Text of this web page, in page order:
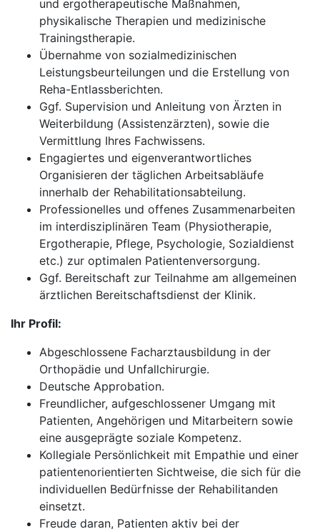
und ergotherapeutische Maßnahmen,
physikalische Therapien und medizinische
Trainingstherapie.
Übernahme von sozialmedizinischen
Leistungsbeurteilungen und die Erstellung von
Reha-Entlassberichten.
Ggf. Supervision und Anleitung von Ärzten in
Weiterbildung (Assistenzärzten), sowie die
Vermittlung Ihres Fachwissens.
Engagiertes und eigenverantwortliches
Organisieren der täglichen Arbeitsabläufe
innerhalb der Rehabilitationsabteilung.
Professionelles und offenes Zusammenarbeiten
im interdisziplinären Team (Physiotherapie,
Ergotherapie, Pflege, Psychologie, Sozialdienst
etc.) zur optimalen Patientenversorgung.
Ggf. Bereitschaft zur Teilnahme am allgemeinen
ärztlichen Bereitschaftsdienst der Klinik.
Ihr Profil:
Abgeschlossene Facharztausbildung in der
Orthopädie und Unfallchirurgie.
Deutsche Approbation.
Freundlicher, aufgeschlossener Umgang mit
Patienten, Angehörigen und Mitarbeitern sowie
eine ausgeprägte soziale Kompetenz.
Kollegiale Persönlichkeit mit Empathie und einer
patientenorientierten Sichtweise, die sich für die
individuellen Bedürfnisse der Rehabilitanden
einsetzt.
Freude daran, Patienten aktiv bei der